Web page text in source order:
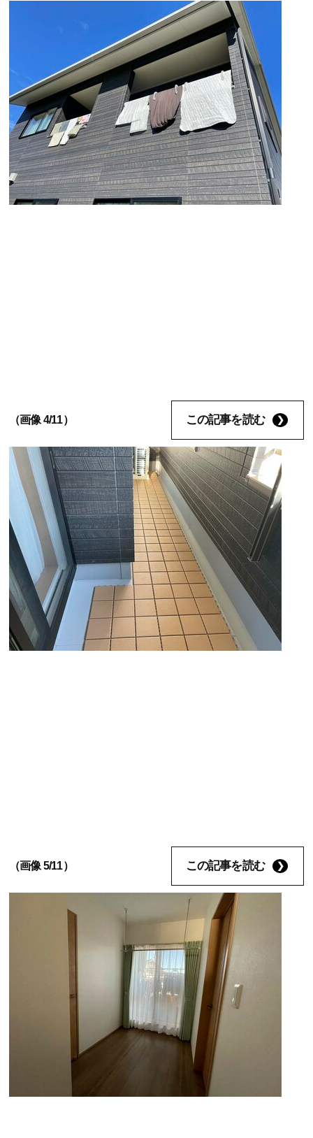
（画像 4/11） この記事を読む
（画像 5/11） この記事を読む